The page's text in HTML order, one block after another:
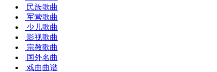
| 民族歌曲
| 军营歌曲
| 少儿歌曲
| 影视歌曲
| 宗教歌曲
| 国外名曲
| 戏曲曲谱